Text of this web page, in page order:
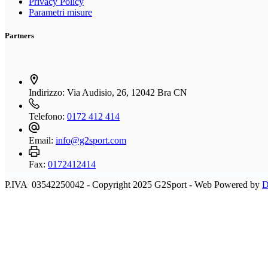
Parametri misure
Partners
Indirizzo: Via Audisio, 26, 12042 Bra CN
Telefono: 0172 412 414
Email: info@g2sport.com
Fax: 0172412414
P.IVA 03542250042 - Copyright 2025 G2Sport - Web Powered by